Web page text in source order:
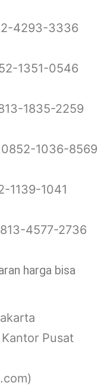
4293-3336
1351-0546
1835-2259
1036-8569
1139-1041
4577-2736
harga bisa
Pusat